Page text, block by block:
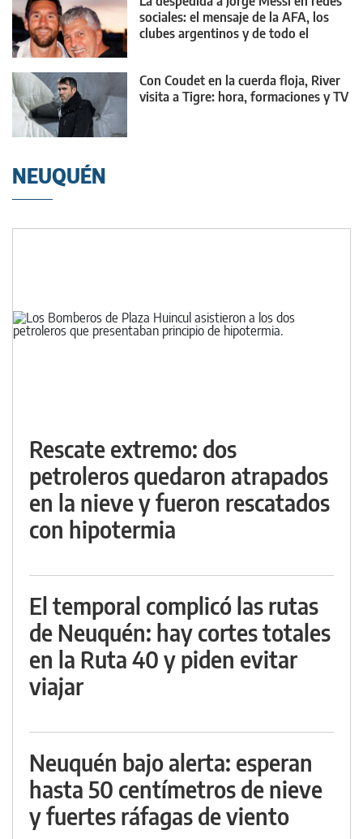
sociales: el mensaje de la AFA, los
clubes argentinos y de todo el
Con Coudet en la cuerda floja, River
visita a Tigre: hora, formaciones y TV
NEUQUÉN
Rescate extremo: dos
petroleros quedaron atrapados
en la nieve y fueron rescatados
con hipotermia
El temporal complicó las rutas
de Neuquén: hay cortes totales
en la Ruta 40 y piden evitar
viajar
Neuquén bajo alerta: esperan
hasta 50 centímetros de nieve
y fuertes ráfagas de viento